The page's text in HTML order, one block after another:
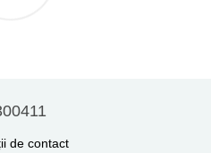
de contact